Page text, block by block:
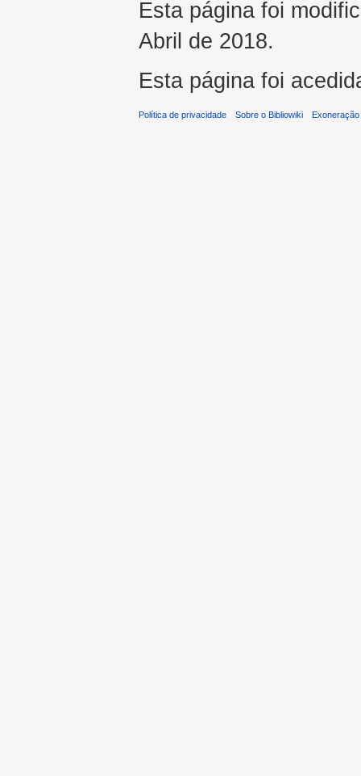
Esta página foi
Abril de 2018.
Esta página foi
Política de privacidade Sobre o Bibliowiki